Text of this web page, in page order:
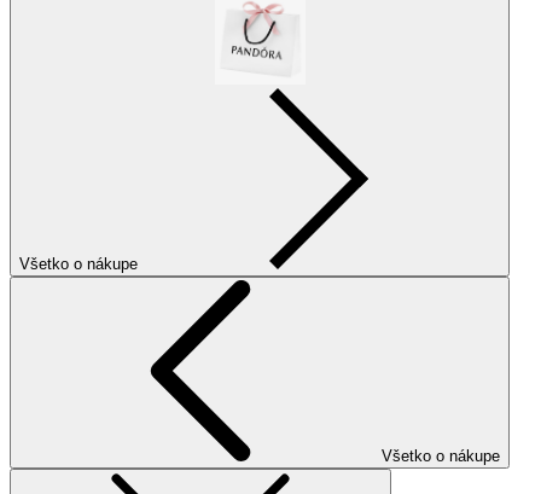
Všetko o nákupe
Všetko o nákupe